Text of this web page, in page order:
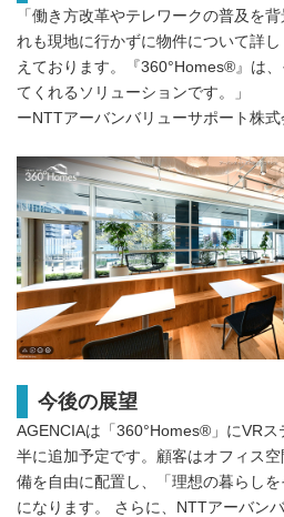
「働き方改革やテレワークの普及を
れも現地に行かずに物件について詳
えております。『360°Homes®』は
てくれるソリューションです。」
ーNTTアーバンバリューサポート株
今後の展望
AGENCIAは「360°Homes®」にVR
半に追加予定です。顧客はオフィス
備を自由に配置し、「理想の暮らし
になります。 さらに、NTTアーバン